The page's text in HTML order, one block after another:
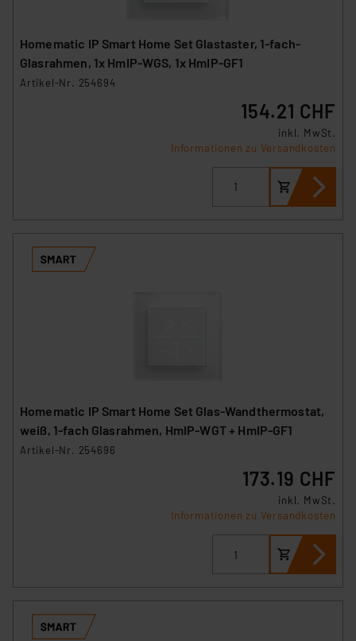
Homematic IP Smart Home Set Glastaster, 1-fach-
Glasrahmen, 1x HmIP-WGS, 1x HmIP-GF1
Artikel-Nr. 254694
154.21 CHF
inkl. MwSt.
Informationen zu Versandkosten
Homematic IP Smart Home Set Glas-Wandthermostat,
weiß, 1-fach Glasrahmen, HmIP-WGT + HmIP-GF1
Artikel-Nr. 254696
173.19 CHF
inkl. MwSt.
Informationen zu Versandkosten